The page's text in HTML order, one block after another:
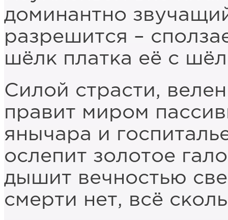
доминантно
разрешится –
шёлк платка её с
Силой страсти,
правит миром
янычара и
ослепит золотое
дышит вечностью
смерти нет, всё